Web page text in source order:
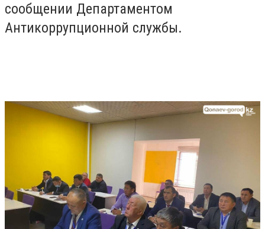
сообщении Департаментом
Антикоррупционной службы.